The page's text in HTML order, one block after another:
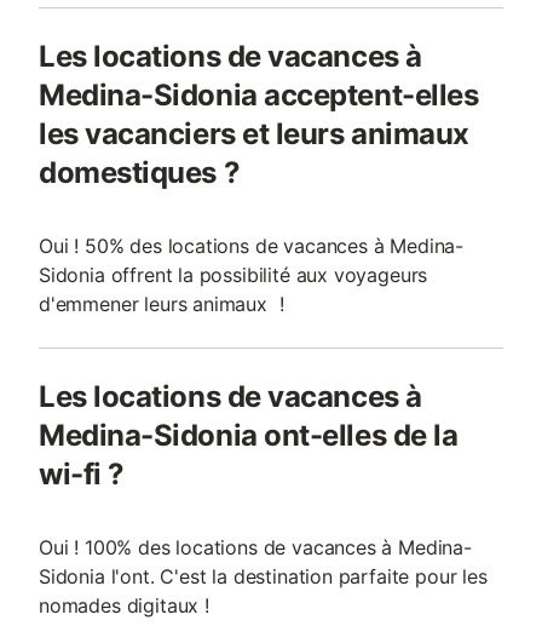
Les locations de vacances à
Medina-Sidonia acceptent-elles
les vacanciers et leurs animaux
domestiques ?
Oui ! 50% des locations de vacances à Medina-
Sidonia offrent la possibilité aux voyageurs
d'emmener leurs animaux !
Les locations de vacances à
Medina-Sidonia ont-elles de la
wi-fi ?
Oui ! 100% des locations de vacances à Medina-
Sidonia l'ont. C'est la destination parfaite pour les
nomades digitaux !